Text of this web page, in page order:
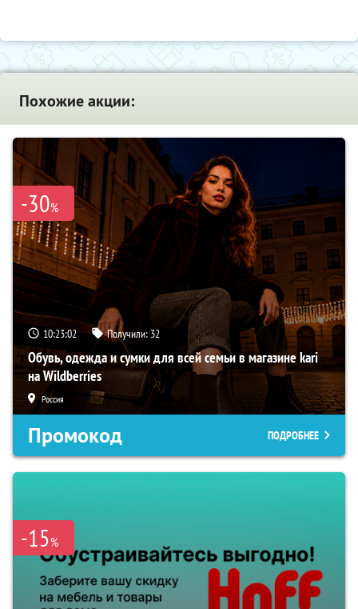
Похожие акции:
-30%
10:23:01 Получили: 32
Обувь, одежда и сумки для всей семьи в магазине kari
на Wildberries
Россия
Промокод ПОДРОБНЕЕ
-15%